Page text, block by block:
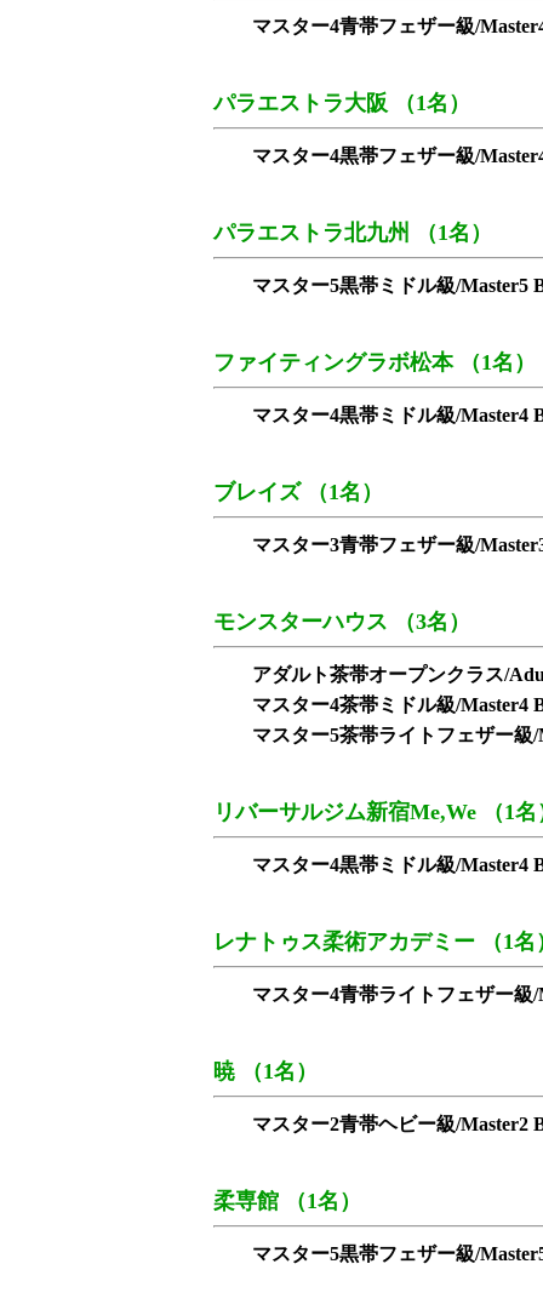
マスター4青帯フェザー級/
パラエストラ大阪 （1名）
マスター4黒帯フェザー級/
パラエストラ北九州 （1名）
マスター5黒帯ミドル級/Master5
ファイティングラボ松本 （1名）
マスター4黒帯ミドル級/Master4
ブレイズ （1名）
マスター3青帯フェザー級/
モンスターハウス （3名）
アダルト茶帯オープンクラス/
マスター4茶帯ミドル級/Master4
マスター5茶帯ライトフェザー級/
リバーサルジム新宿Me,We （1名
マスター4黒帯ミドル級/Master4
レナトゥス柔術アカデミー （1名
マスター4青帯ライトフェザー級/
暁 （1名）
マスター2青帯ヘビー級/Master2
柔専館 （1名）
マスター5黒帯フェザー級/